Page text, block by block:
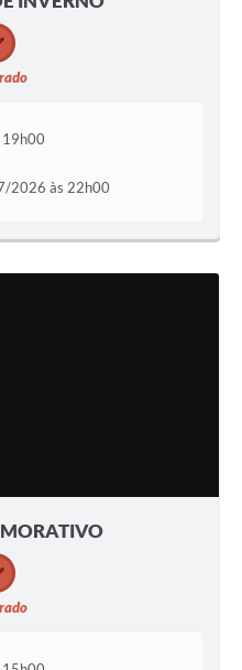
2026 às 22h00